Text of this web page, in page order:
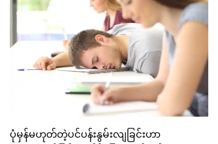
ပုံမှန်မဟုတ်တဲ့ပင်ပန်းနွမ်းလျခြင်းဟာ